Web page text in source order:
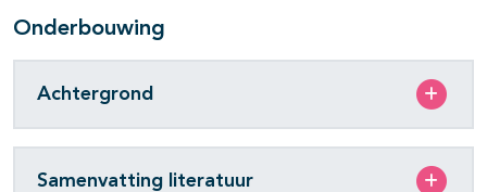
Onderbouwing
Achtergrond
Samenvatting literatuur